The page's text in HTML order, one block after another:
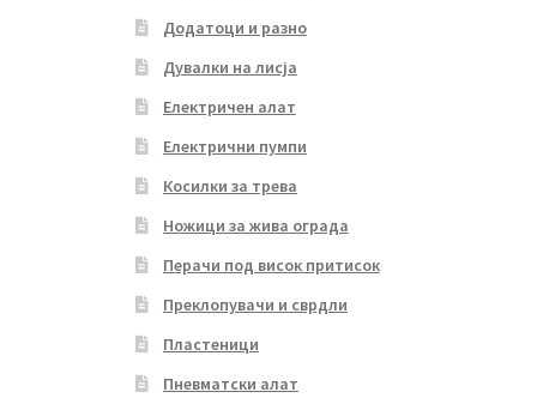
Додатоци и разно
Дувалки на лисја
Електричен алат
Електрични пумпи
Косилки за трева
Ножици за жива ограда
Перачи под висок притисок
Преклопувачи и сврдли
Пластеници
Пневматски алат